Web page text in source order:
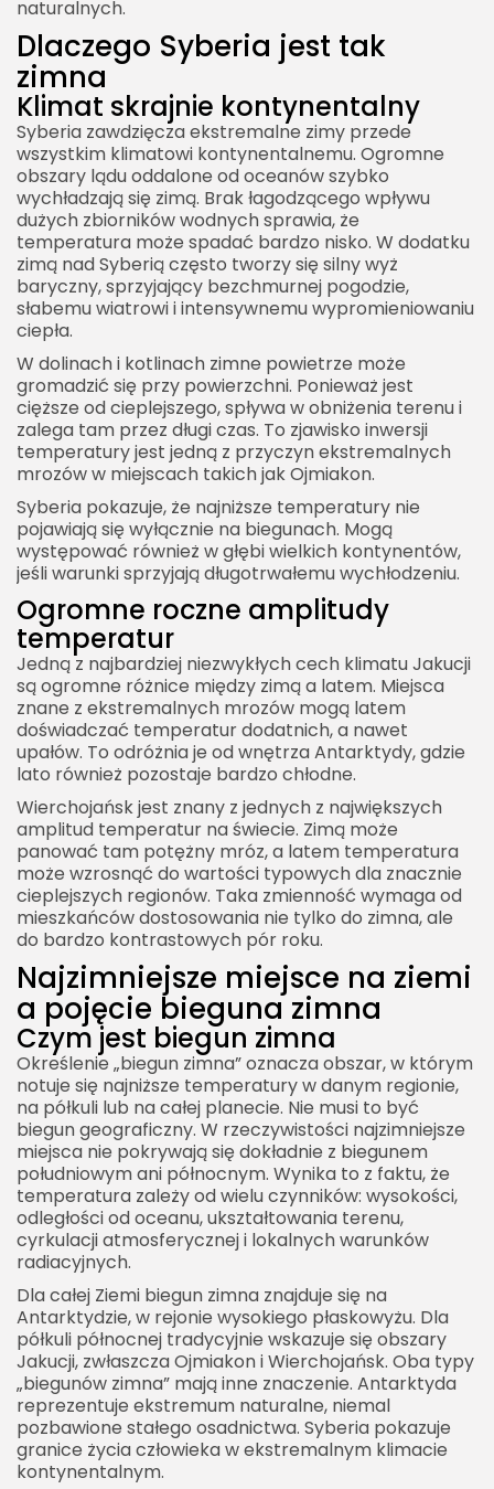
naturalnych.
Dlaczego Syberia jest tak
zimna
Klimat skrajnie kontynentalny
Syberia zawdzięcza ekstremalne zimy przede
wszystkim klimatowi kontynentalnemu. Ogromne
obszary lądu oddalone od oceanów szybko
wychładzają się zimą. Brak łagodzącego wpływu
dużych zbiorników wodnych sprawia, że
temperatura może spadać bardzo nisko. W dodatku
zimą nad Syberią często tworzy się silny wyż
baryczny, sprzyjający bezchmurnej pogodzie,
słabemu wiatrowi i intensywnemu wypromieniowaniu
ciepła.
W dolinach i kotlinach zimne powietrze może
gromadzić się przy powierzchni. Ponieważ jest
cięższe od cieplejszego, spływa w obniżenia terenu i
zalega tam przez długi czas. To zjawisko inwersji
temperatury jest jedną z przyczyn ekstremalnych
mrozów w miejscach takich jak Ojmiakon.
Syberia pokazuje, że najniższe temperatury nie
pojawiają się wyłącznie na biegunach. Mogą
występować również w głębi wielkich kontynentów,
jeśli warunki sprzyjają długotrwałemu wychłodzeniu.
Ogromne roczne amplitudy
temperatur
Jedną z najbardziej niezwykłych cech klimatu Jakucji
są ogromne różnice między zimą a latem. Miejsca
znane z ekstremalnych mrozów mogą latem
doświadczać temperatur dodatnich, a nawet
upałów. To odróżnia je od wnętrza Antarktydy, gdzie
lato również pozostaje bardzo chłodne.
Wierchojańsk jest znany z jednych z największych
amplitud temperatur na świecie. Zimą może
panować tam potężny mróz, a latem temperatura
może wzrosnąć do wartości typowych dla znacznie
cieplejszych regionów. Taka zmienność wymaga od
mieszkańców dostosowania nie tylko do zimna, ale
do bardzo kontrastowych pór roku.
Najzimniejsze miejsce na ziemi
a pojęcie bieguna zimna
Czym jest biegun zimna
Określenie „biegun zimna” oznacza obszar, w którym
notuje się najniższe temperatury w danym regionie,
na półkuli lub na całej planecie. Nie musi to być
biegun geograficzny. W rzeczywistości najzimniejsze
miejsca nie pokrywają się dokładnie z biegunem
południowym ani północnym. Wynika to z faktu, że
temperatura zależy od wielu czynników: wysokości,
odległości od oceanu, ukształtowania terenu,
cyrkulacji atmosferycznej i lokalnych warunków
radiacyjnych.
Dla całej Ziemi biegun zimna znajduje się na
Antarktydzie, w rejonie wysokiego płaskowyżu. Dla
półkuli północnej tradycyjnie wskazuje się obszary
Jakucji, zwłaszcza Ojmiakon i Wierchojańsk. Oba typy
„biegunów zimna” mają inne znaczenie. Antarktyda
reprezentuje ekstremum naturalne, niemal
pozbawione stałego osadnictwa. Syberia pokazuje
granice życia człowieka w ekstremalnym klimacie
kontynentalnym.